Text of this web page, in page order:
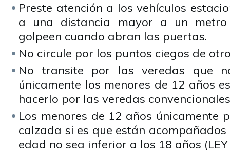
Preste atención a los vehículos
a una distancia mayor a un
golpeen cuando abran las puertas.
No circule por los puntos ciegos de
No transite por las veredas que
únicamente los menores de 12 años
hacerlo por las veredas
Los menores de 12 años únicamente
calzada si es que están
edad no sea inferior a los 18 años (LEY